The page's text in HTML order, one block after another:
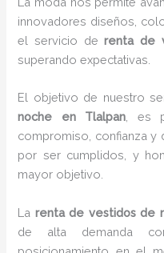
innovadores diseños,
el servicio derenta de
superando expectativas.
El objetivo de nuestro
noche en Tlalpan, es
compromiso, confianza y
por ser cumplidos, y
mayor objetivo.
La renta de vestidos de
de alta demanda